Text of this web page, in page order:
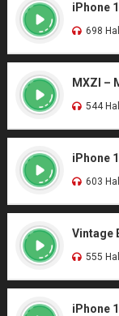
iPhone
698
MXZI –
544
iPhone
603
Vintage
555
iPhone